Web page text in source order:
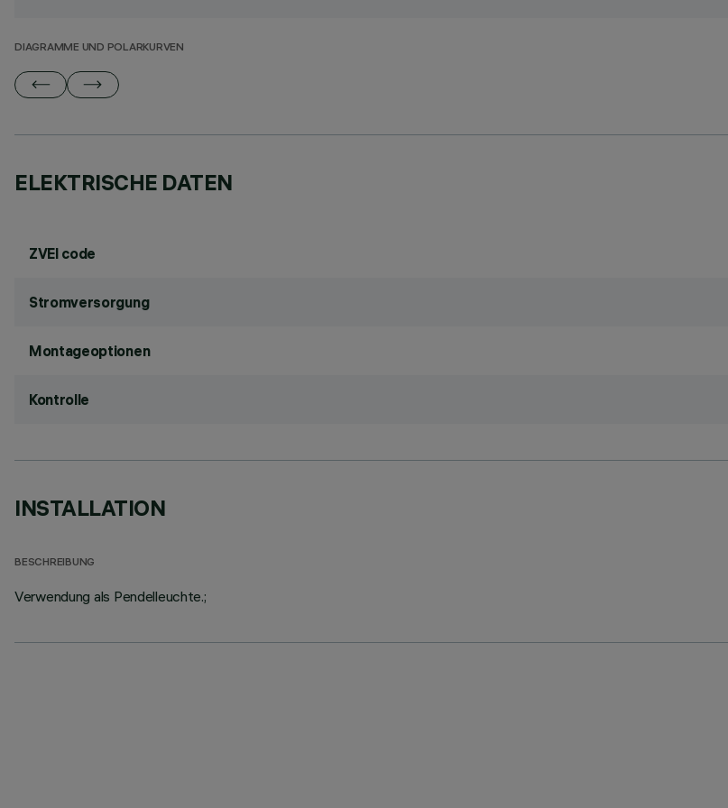
DIAGRAMME UND POLARKURVEN
ELEKTRISCHE DATEN
ZVEI code
Stromversorgung
Montageoptionen
Kontrolle
INSTALLATION
BESCHREIBUNG
Verwendung als Pendelleuchte.;